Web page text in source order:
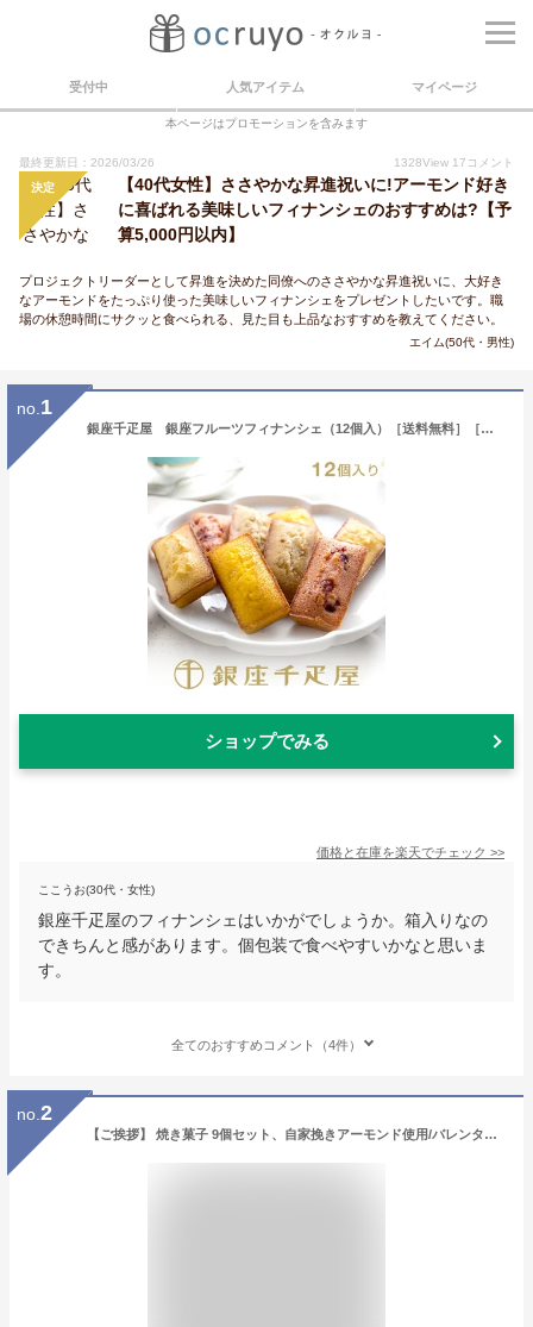
受付中 人気アイテム マイページ
本ページはプロモーションを含みます
最終更新日：2026/03/26 1328View 17 コメント
決定
【40代女性】ささやかな昇進祝いに!アーモンド好き
に喜ばれる美味しいフィナンシェのおすすめは?【予
算5,000円以内】
プロジェクトリーダーとして昇進を決めた同僚へのささやかな昇進祝いに、大好き
なアーモンドをたっぷり使った美味しいフィナンシェをプレゼントしたいです。職
場の休憩時間にサクッと食べられる、見た目も上品なおすすめを教えてください。
エイム(50代・男性)
no. 1
銀座千疋屋 銀座フルーツフィナンシェ（12個入）［送料無料］［ポイント2倍］～ 敬老の日 御中元 フィナンシェ 焼き菓子 詰め合わせ ギフト 贈り物 フルーツ スイーツ プレゼント お菓子 内祝い 誕生日 お祝い 御礼 快気内祝 お見舞い 送料無料 千疋屋 ～
ショップでみる
価格と在庫を楽天でチェック >>
ここうお(30代・女性)
銀座千疋屋のフィナンシェはいかがでしょうか。箱入りなの
できちんと感があります。個包装で食べやすいかなと思いま
す。
全てのおすすめコメント（4件）
no. 2
【ご挨拶】 焼き菓子 9個セット、自家挽きアーモンド使用/バレンタイン、ホワイトデー、誕生日、記念日、お土産、プレゼント、ギフト、お中元 御中元 お年始 敬老の日 スイーツ ギフト